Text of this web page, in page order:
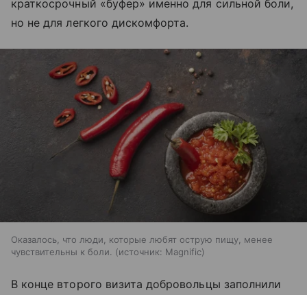
краткосрочный «буфер» именно для сильной боли,
но не для легкого дискомфорта.
Оказалось, что люди, которые любят острую пищу, менее
чувствительны к боли.
источник: Magnific
В конце второго визита добровольцы заполнили